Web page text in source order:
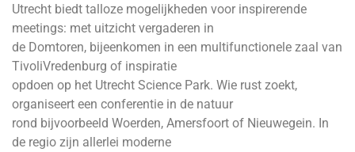
Utrecht biedt talloze mogelijkheden voor inspirerende
meetings: met uitzicht vergaderen in
de Domtoren, bijeenkomen in een multifunctionele zaal van
TivoliVredenburg of inspiratie
opdoen op het Utrecht Science Park. Wie rust zoekt,
organiseert een conferentie in de natuur
rond bijvoorbeeld Woerden, Amersfoort of Nieuwegein. In
de regio zijn allerlei moderne